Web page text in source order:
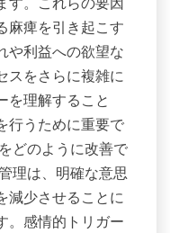
麻痺を引き起こす
や利益への欲望な
スをさらに複雑に
を理解すること
行うために重要で
どのように改善で
理は、明確な意思
減少させることに
。感情的トリガー